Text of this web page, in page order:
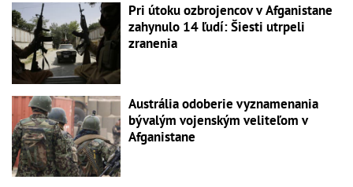
Pri útoku ozbrojencov v Afganistane
zahynulo 14 ľudí: Šiesti utrpeli
zranenia
Austrália odoberie vyznamenania
bývalým vojenským veliteľom v
Afganistane